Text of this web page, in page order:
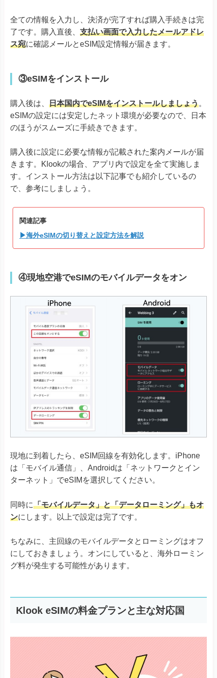
全ての情報を入力し、決済が完了すれば購入手続きは完
了です。購入直後、 支払い画面で入力したメールアドレ
ス宛に確認メールとeSIM設定情報が届きます。
③eSIMをインストール
購入後は、 日本国内でeSIMをインストールしましょう。
eSIMの設定には安定したネット環境が必要なので、日本
のほうがスムーズに手続きできます。
購入後に設定に必要な情報が記載された案内メールが届
きます。Klookの場合、アプリ内で設定を全て実施しま
す。インストール方法は以下記事でも紹介しているの
で、参考にしましょう。
関連記事
▶海外eSIMの切り替えと設定方法を解説
④現地空港でeSIMのモバイルデータをオン
現地に到着したら、eSIM回線を有効化します。iPhone
は「モバイル通信」、Androidは「ネットワークとイン
ターネット」でeSIMを選択してください。
同時に「モバイルデータ」と「データローミング」もオ
ンにします。以上で設定は完了です。
ちなみに、主回線のモバイルデータとローミングはオフ
にしておきましょう。オンにしていると、海外ローミン
グ料が発生する可能性があります。
Klook eSIMの料金プランと主な対応国